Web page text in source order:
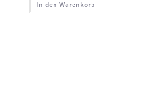
In den Warenkorb